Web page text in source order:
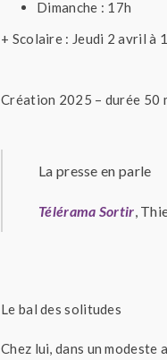
Dimanche : 17h
+ Scolaire : Jeudi 2 avril à
Création 2025 – durée 50
La presse en parle
Télérama Sortir,
Le bal des solitudes
Chez lui, dans un modeste